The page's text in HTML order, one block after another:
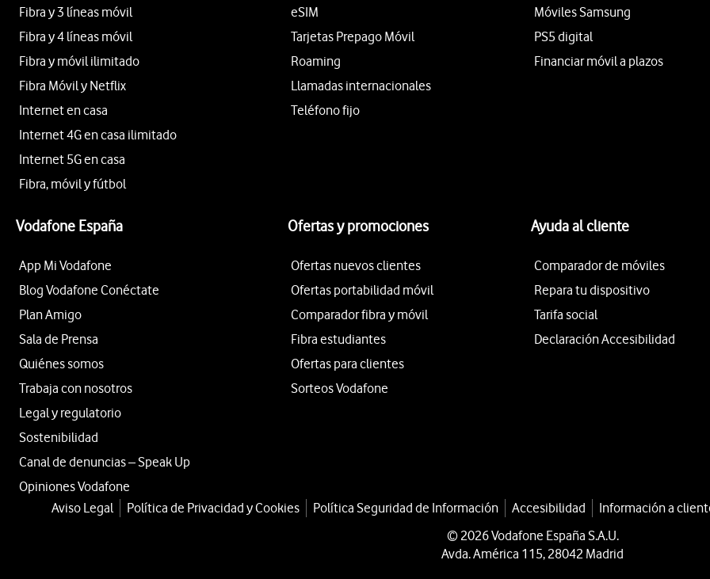
Fibra y 3 líneas móvil
Fibra y 4 líneas móvil
Fibra y móvil ilimitado
Fibra Móvil y Netflix
Internet en casa
Internet 4G en casa ilimitado
Internet 5G en casa
Fibra, móvil y fútbol
eSIM
Tarjetas Prepago Móvil
Roaming
Llamadas internacionales
Teléfono fijo
Móviles Samsung
PS5 digital
Financiar móvil a plazos
Vodafone España
App Mi Vodafone
Blog Vodafone Conéctate
Plan Amigo
Sala de Prensa
Quiénes somos
Trabaja con nosotros
Legal y regulatorio
Sostenibilidad
Canal de denuncias – Speak Up
Opiniones Vodafone
Ofertas y promociones
Ofertas nuevos clientes
Ofertas portabilidad móvil
Comparador fibra y móvil
Fibra estudiantes
Ofertas para clientes
Sorteos Vodafone
Ayuda al cliente
Comparador de móviles
Repara tu dispositivo
Tarifa social
Declaración Accesibilidad
Aviso Legal Política de Privacidad y Cookies Política Seguridad de Información Accesibilidad Información a
© 2026 Vodafone España S.A.U.
Avda. América 115, 28042 Madrid